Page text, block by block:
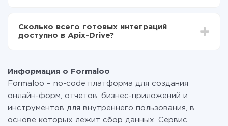
функционал. Вы оплачиваете только количество
данных, которые по факту передаются из одной
перейти на платный, при необходимости. Подробнее
отарифах.
Сколько всего готовых интеграций
доступно в Apix-Drive?
Информация о Formaloo
Formaloo – no-code платформа для создания
онлайн-форм, отчетов, бизнес-приложений и
инструментов для внутреннего пользования, в
основе которых лежит сбор данных. Сервис